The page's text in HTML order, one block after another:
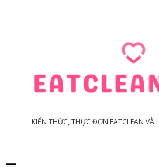
KIẾN THỨC, THỰC ĐƠN EATCLEAN VÀ